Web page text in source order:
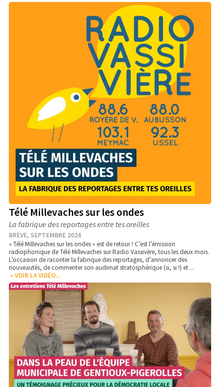
Télé Millevaches sur les ondes
La fabrique des reportages entre tes oreilles
BRÈVE, SEPTEMBRE 2024
« Télé Millevaches sur les ondes » est de retour ! C’est l’émission
radiophonique de Télé Millevaches sur Radio Vassivère, tous les deux mois.
L’occasion de raconter la fabrique des reportages, d’annoncer des
nouveautés, de commenter son audimat stratosphérique (si, si !) et ...
» VOIR LA VIDÉO...